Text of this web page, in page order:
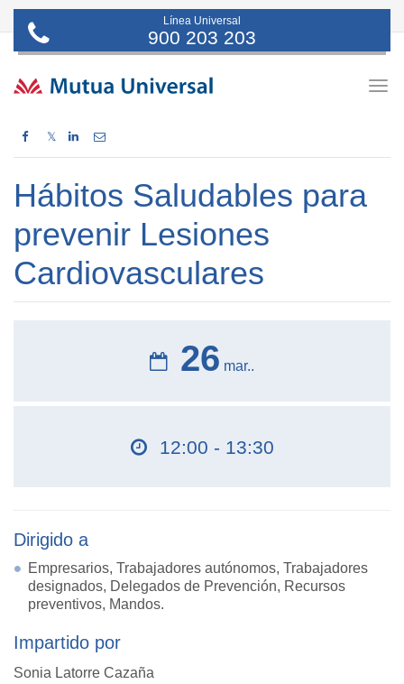
Línea Universal
900 203 203
𝕏
Hábitos Saludables para
prevenir Lesiones
Cardiovasculares
26 mar..
12:00 - 13:30
Dirigido a
Empresarios, Trabajadores autónomos, Trabajadores
designados, Delegados de Prevención, Recursos
preventivos, Mandos.
Impartido por
Sonia Latorre Cazaña